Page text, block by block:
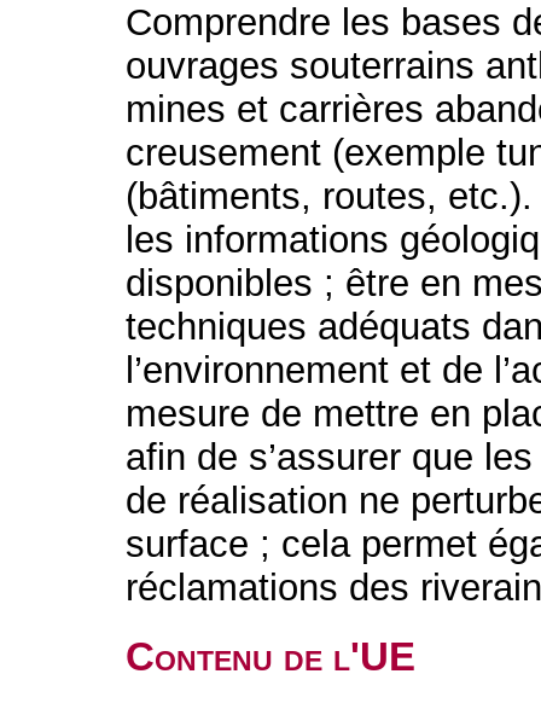
Comprendre les bases
ouvrages souterrains
mines et carrières
creusement (exemple
(bâtiments, routes,
les informations
disponibles ; être en
techniques adéquats
l’environnement et de
mesure de mettre en
afin de s’assurer que
de réalisation ne
surface ; cela permet
réclamations des
Contenu de l'UE